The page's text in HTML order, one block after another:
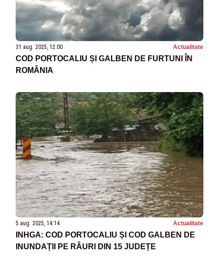
31 aug. 2025, 12:00 Actualitate
COD PORTOCALIU ȘI GALBEN DE FURTUNI ÎN
ROMÂNIA
5 aug. 2025, 14:14 Actualitate
INHGA: COD PORTOCALIU ȘI COD GALBEN DE
INUNDAȚII PE RÂURI DIN 15 JUDEȚE